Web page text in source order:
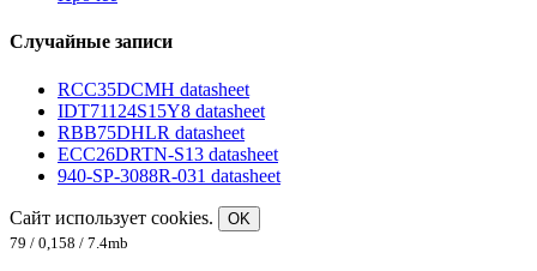
Случайные записи
RCC35DCMH datasheet
IDT71124S15Y8 datasheet
RBB75DHLR datasheet
ECC26DRTN-S13 datasheet
940-SP-3088R-031 datasheet
Сайт использует cookies.
OK
79 / 0,158 / 7.4mb